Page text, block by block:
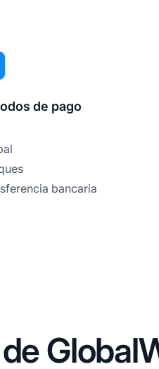
de pago
bancaria